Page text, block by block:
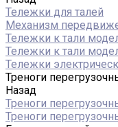
Тележки для талей
Механизм
Тележки к тали
Тележки к тали
Тележки
Треноги
Назад
Треноги
Треноги